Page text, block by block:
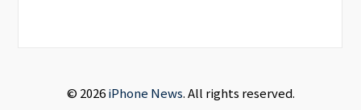
© 2026iPhone News. All rights reserved.